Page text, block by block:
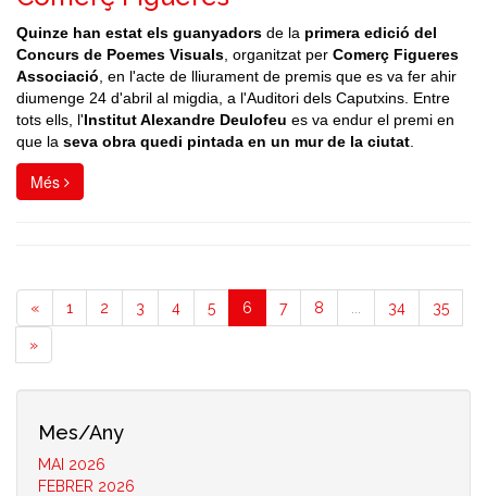
Quinze han estat els guanyadors de la primera edició del
Concurs de Poemes Visuals , organitzat per Comerç Figueres
Associació , en l'acte de lliurament de premis que es va fer ahir
diumenge 24 d'abril al migdia, a l'Auditori dels Caputxins. Entre
tots ells, l'Institut Alexandre Deulofeu es va endur el premi en
que la seva obra quedi pintada en un mur de la ciutat
Més
« 1 2 3 4 5 6 7 8 34 35
»
Mes/Any
MAI 2026
FEBRER 2026